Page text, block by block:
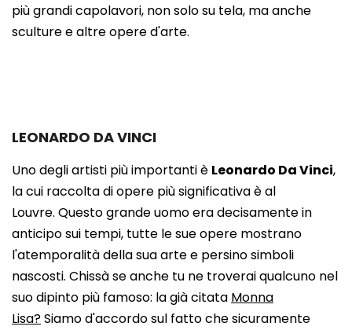
più grandi capolavori, non solo su tela, ma anche
sculture e altre opere d'arte.
LEONARDO DA VINCI
Uno degli artisti più importanti è Leonardo Da Vinci,
la cui raccolta di opere più significativa è al
Louvre. Questo grande uomo era decisamente in
anticipo sui tempi, tutte le sue opere mostrano
l'atemporalità della sua arte e persino simboli
nascosti. Chissà se anche tu ne troverai qualcuno nel
suo dipinto più famoso: la già citata Monna
Lisa?Siamo d'accordo sul fatto che sicuramente